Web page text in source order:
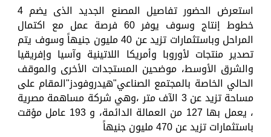
استعرض الحضور تفاصيل المصنع الجديد الذى يضم 4
خطوط إنتاج وسوف يوفر 60 فرصة عمل مع اكتمال
المراحل وباستثمارات تزيد عن 40 مليون جنيهاً وسوف يتم
تصدير منتجات لأوروبا وأمريكا اللاتينية وآسيا وإفريقيا
والشرق الأوسط، موضحين المستجدات الأخرى والموقف
الحالي الخاصة بالمجتمع الصناعي"هيدروفودز"المقام على
مساحة تزيد عن 3 الآف متر ،وهي شركة مساهمة مصرية
، يعمل بها 127 من العمالة الدائمة، و 193 عامل مؤقت
باستثمارات تزيد عن 470 مليون جنيهاً